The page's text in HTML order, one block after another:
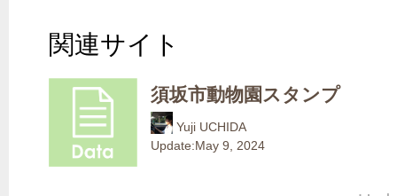
関連サイト
須坂市動物園スタンプ
Yuji UCHIDA
Update:May 9, 2024